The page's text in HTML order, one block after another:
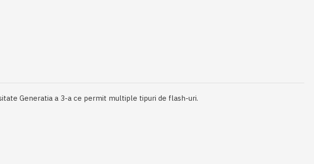
Generatia a 3-a ce permit multiple tipuri de flash-uri.